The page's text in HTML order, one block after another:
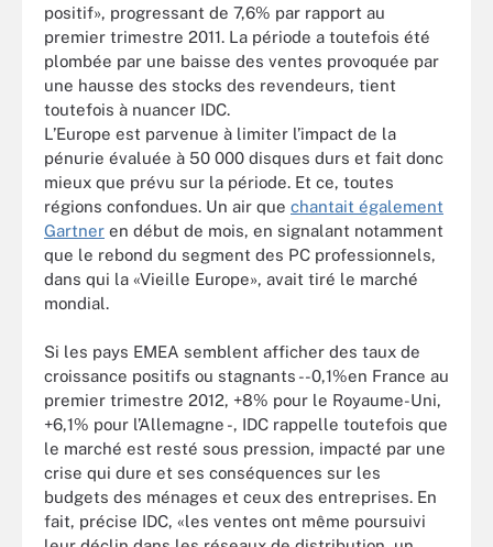
positif», progressant de 7,6% par rapport au
premier trimestre 2011. La période a toutefois été
plombée par une baisse des ventes provoquée par
une hausse des stocks des revendeurs, tient
toutefois à nuancer IDC.
L’Europe est parvenue à limiter l’impact de la
pénurie évaluée à 50 000 disques durs et fait donc
mieux que prévu sur la période. Et ce, toutes
régions confondues. Un air que chantait également
Gartner en début de mois, en signalant notamment
que le rebond du segment des PC professionnels,
dans qui la «Vieille Europe», avait tiré le marché
mondial.
Si les pays EMEA semblent afficher des taux de
croissance positifs ou stagnants - -0,1%en France au
premier trimestre 2012, +8% pour le Royaume-Uni,
+6,1% pour l’Allemagne -, IDC rappelle toutefois que
le marché est resté sous pression, impacté par une
crise qui dure et ses conséquences sur les
budgets des ménages et ceux des entreprises. En
fait, précise IDC, «les ventes ont même poursuivi